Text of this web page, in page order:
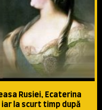
Rusiei, Ecaterina
la scurt timp după